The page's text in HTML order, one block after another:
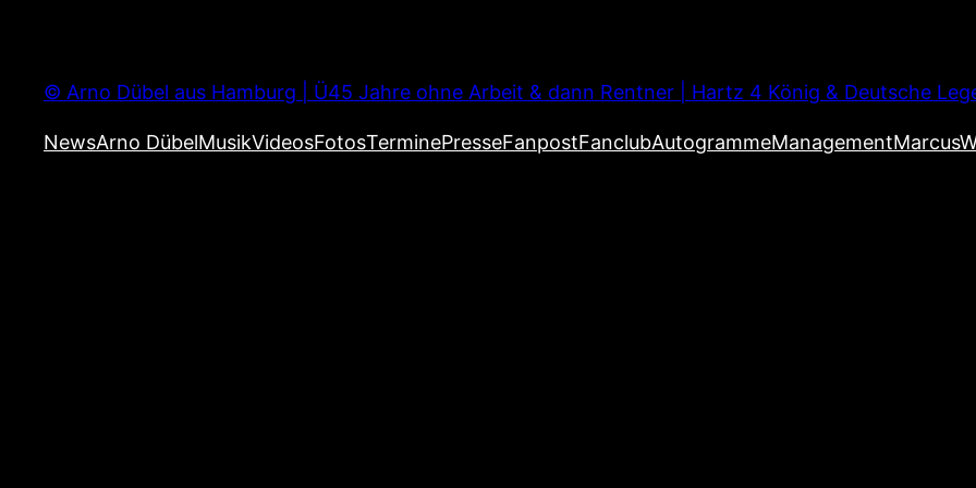
springen
© Arno Dübel aus Hamburg | Ü45 Jahre ohne Arbeit & dann Rentner | Hartz 4 König & Deutsche
NewsArno DübelMusikVideosFotosTerminePresseFanpostFanclubAutogrammeManagement